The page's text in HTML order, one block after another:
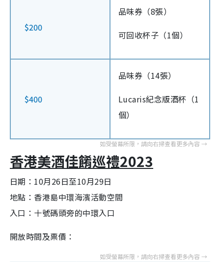
$200
品味券（8張）
可回收杯子（1個）
$400
品味券（14張）
Lucaris紀念版酒杯（1
個）
香港美酒佳餚巡禮2023
日期：10月26日至10月29日
地點：香港島中環海濱活動空間
入口：十號碼頭旁的中環入口
開放時間及票價：